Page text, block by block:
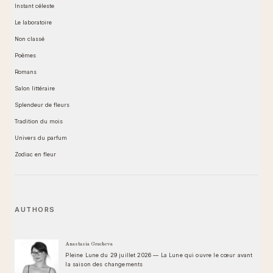
Instant céleste
Le laboratoire
Non classé
Poêmes
Romans
Salon littéraire
Splendeur de fleurs
Tradition du mois
Univers du parfum
Zodiac en fleur
AUTHORS
Anastasia Gracheva
Pleine Lune du 29 juillet 2026 — La Lune qui ouvre le cœur avant
la saison des changements